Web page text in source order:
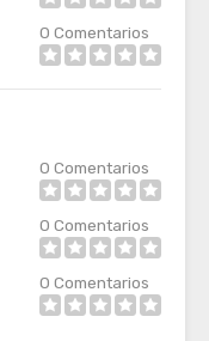
0 Comentarios
0 Comentarios
0 Comentarios
0 Comentarios